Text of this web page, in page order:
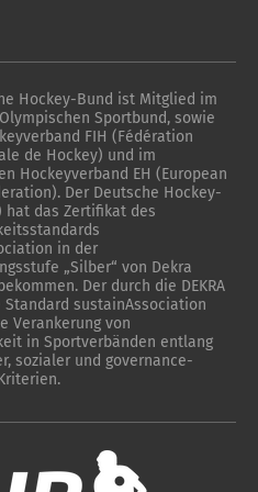
Hockey-Bund ist Mitglied im
Sportbund, sowie
FIH (Fédération
de Hockey) und im
Hockeyverband EH (European
Der Deutsche Hockey-
hat das Zertifikat des
in der
„Silber“ von Dekra
Der durch die DEKRA
sustainAssociation
Verankerung von
in Sportverbänden entlang
sozialer und governance-